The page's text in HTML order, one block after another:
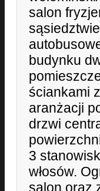
salon
budynku
ściankami
aranżacji
drzwi
3
włosów.
salon oraz